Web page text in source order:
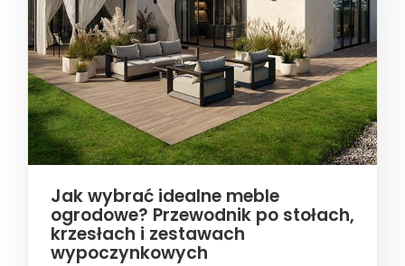
Jak wybrać idealne meble
ogrodowe? Przewodnik po stołach,
krzesłach i zestawach
wypoczynkowych